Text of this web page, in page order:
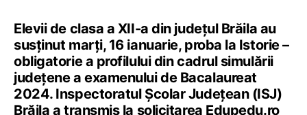
Elevii de clasa a XII-a din județul Brăila au
susținut marți, 16 ianuarie, proba la Istorie –
obligatorie a profilului din cadrul simulării
județene a examenului de Bacalaureat
2024. Inspectoratul Școlar Județean (ISJ)
Brăila a transmis la solicitarea Edupedu.ro